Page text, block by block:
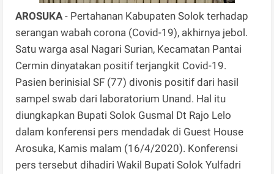
AROSUKA - Pertahanan Kabupaten Solok terhadap
serangan wabah corona (Covid-19), akhirnya jebol.
Satu warga asal Nagari Surian, Kecamatan Pantai
Cermin dinyatakan positif terjangkit Covid-19.
Pasien berinisial SF (77) divonis positif dari hasil
sampel swab dari laboratorium Unand. Hal itu
diungkapkan Bupati Solok Gusmal Dt Rajo Lelo
dalam konferensi pers mendadak di Guest House
Arosuka, Kamis malam (16/4/2020). Konferensi
pers tersebut dihadiri Wakil Bupati Solok Yulfadri